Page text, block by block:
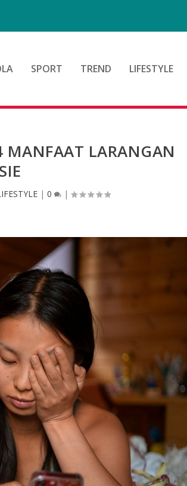
SPORT TREND LIFESTYLE
LARANGAN
| 0 |